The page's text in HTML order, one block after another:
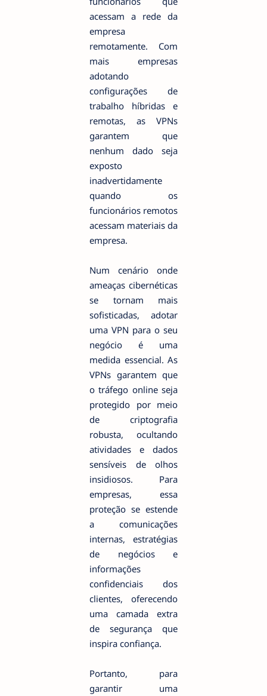
acessam a rede da
empresa
remotamente. Com
mais empresas
adotando
configurações de
trabalho híbridas e
remotas, as VPNs
garantem que
nenhum dado seja
exposto
inadvertidamente
quando os
funcionários remotos
acessam materiais da
empresa.
Num cenário onde
ameaças cibernéticas
se tornam mais
sofisticadas, adotar
uma VPN para o seu
negócio é uma
medida essencial. As
VPNs garantem que
o tráfego online seja
protegido por meio
de criptografia
robusta, ocultando
atividades e dados
sensíveis de olhos
insidiosos. Para
empresas, essa
proteção se estende
a comunicações
internas, estratégias
de negócios e
informações
confidenciais dos
clientes, oferecendo
uma camada extra
de segurança que
inspira confiança.
Portanto, para
garantir uma